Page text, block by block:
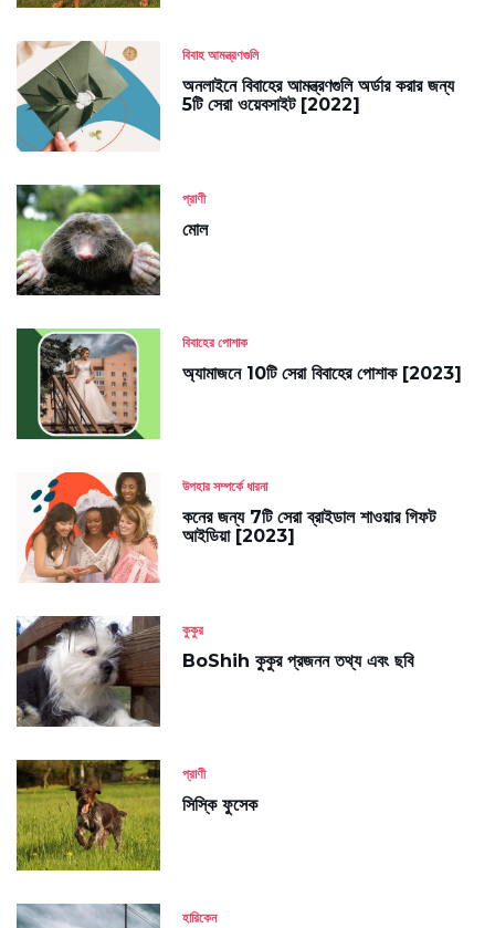
বিবাহ আমন্ত্রণগুলি
অনলাইনে বিবাহের আমন্ত্রণগুলি অর্ডার করার জন্য
5টি সেরা ওয়েবসাইট [2022]
প্রাণী
মোল
বিবাহের পোশাক
অ্যামাজনে 10টি সেরা বিবাহের পোশাক [2023]
উপহার সম্পর্কে ধারনা
কনের জন্য 7টি সেরা ব্রাইডাল শাওয়ার গিফট
আইডিয়া [2023]
কুকুর
BoShih কুকুর প্রজনন তথ্য এবং ছবি
প্রাণী
সিস্কি ফুসেক
হারিকেন